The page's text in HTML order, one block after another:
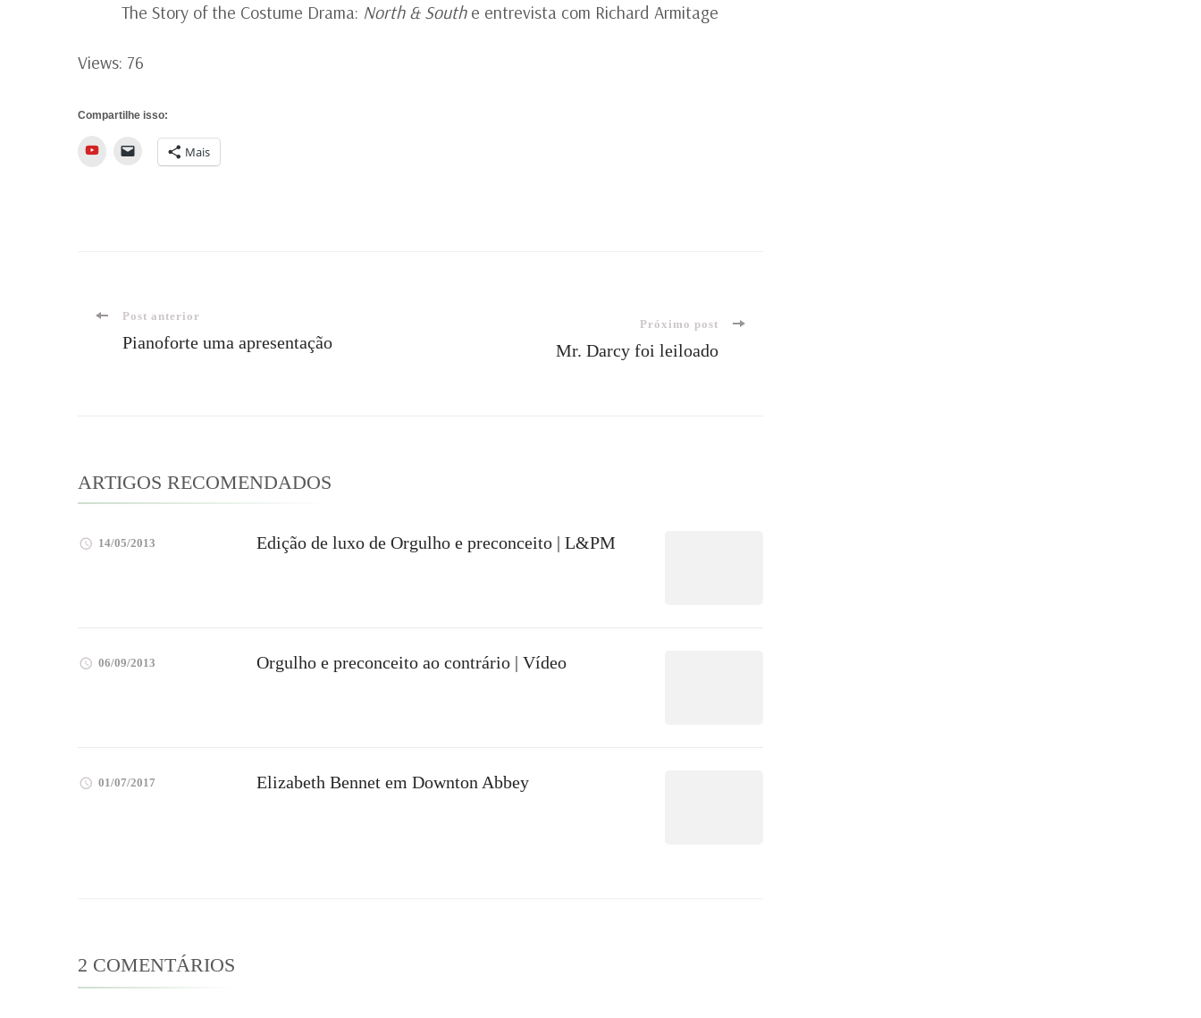
The Story of the Costume Drama: North & Southe entrevista com Richard Armitage
Views: 76
Compartilhe isso:
YouTube Mais
Navegação
Post anterior
Pianoforte uma apresentação
Próximo post
Mr. Darcy foi leiloado
ARTIGOS RECOMENDADOS
14/05/2013 Edição de luxo de Orgulho e preconceito | L&PM
06/09/2013 Orgulho e preconceito ao contrário | Vídeo
01/07/2017 Elizabeth Bennet em Downton Abbey
2 COMENTÁRIOS